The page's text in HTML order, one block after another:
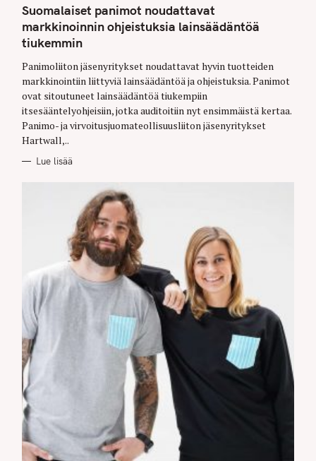
T
E
G
O
R
I
S
Suomalaiset panimot noudattavat
markkinoinnin ohjeistuksia lainsäädäntöä
tiukemmin
Panimoliiton jäsenyritykset noudattavat hyvin tuotteiden
markkinointiin liittyviä lainsäädäntöä ja ohjeistuksia. Panimot
ovat sitoutuneet lainsäädäntöä tiukempiin
itsesääntelyohjeisiin, jotka auditoitiin nyt ensimmäistä kertaa.
Panimo- ja virvoitusjuomateollisuusliiton jäsenyritykset
Hartwall,..
Lue lisää